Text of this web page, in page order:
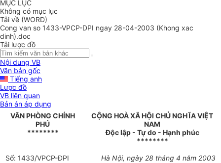
MỤC LỤC
Không có mục lục
Tải về (WORD)
Cong van so 1433-VPCP-DPI ngay 28-04-2003 (Khong xac
dinh).doc
Tải lược đồ
Nội dung VB
Văn bản gốc
Tiếng anh
Lược đồ
VB liên quan
Bản án áp dụng
VĂN PHÒNG CHÍNH
PHỦ
********
CỘNG HOÀ XÃ HỘI CHỦ NGHĨA VIỆT
NAM
Độc lập - Tự do - Hạnh phúc
********
Số: 1433/VPCP-ĐPI Hà Nội, ngày 28 tháng 4 năm 2003